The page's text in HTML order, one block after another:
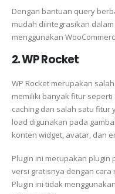
Dengan bantuan query
mudah diintegrasikan
menggunakan
2. WP Rocket
WP Rocket merupakan
memiliki banyak fitur
caching dan salah satu fitur
load digunakan pada
konten widget, avatar, dan
Plugin ini merupakan plugin
versi gratisnya dengan cara
Plugin ini tidak